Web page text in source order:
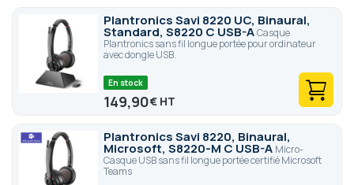
Plantronics Savi 8220 UC, Binaural,
Standard, S8220 C USB-ACasque
Plantronics sans fil longue portée pour ordinateur
avec dongle USB.
En stock
149,90€
Plantronics Savi 8220, Binaural,
Microsoft, S8220-M C USB-A Micro-
Casque USB sans fil longue portée certifié Microsoft
Teams